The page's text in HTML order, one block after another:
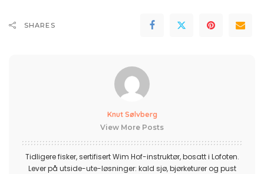
SHARES
Knut Sølvberg
View More Posts
Tidligere fisker, sertifisert Wim Hof-instruktør, bosatt i Lofoten.
Lever på utside-ute-løsninger: kald sjø, bjørketurer og pust